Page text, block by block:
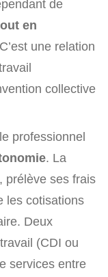
de
en
une relation
collective
professionnel
. La
prélève ses frais
les cotisations
Deux
(CDI ou
services entre